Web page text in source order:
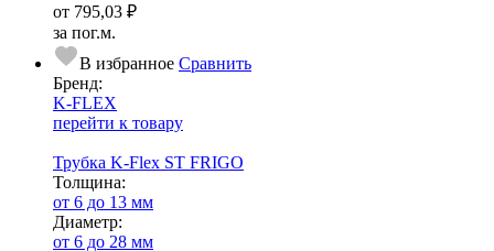
от 795,03 ₽
за пог.м.
В избранное Сравнить
Бренд:
K-FLEX
перейти к товару
Трубка K-Flex ST FRIGO
Тол­щи­на:
от 6 до 13 мм
Диаметр:
от 6 до 28 мм